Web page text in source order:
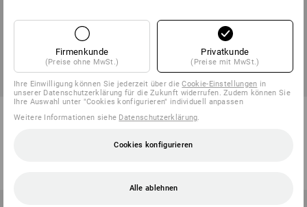
e.s.roughtough
e.s.prestige
2 Farben
Firmenkunde
(Preise ohne MwSt.)
Privatkunde
(Preise mit MwSt.)
Ihre Einwilligung können Sie jederzeit über dieCookie-Einstellungen in
unserer Datenschutzerklärung für die Zukunft widerrufen. Zudem können Sie
Ihre Auswahl unter "Cookies konfigurieren" individuell anpassen
Weitere Informationen siehe Datenschutzerklärung.
Cookies konfigurieren
Alle ablehnen